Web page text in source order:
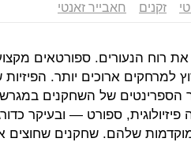
זקנים חאבייר זאנטי
רוח הנעורים. ספורטאים
למרחקים ארוכים יותר.
2002. מבחינה פיזיולוגית, ספורט —